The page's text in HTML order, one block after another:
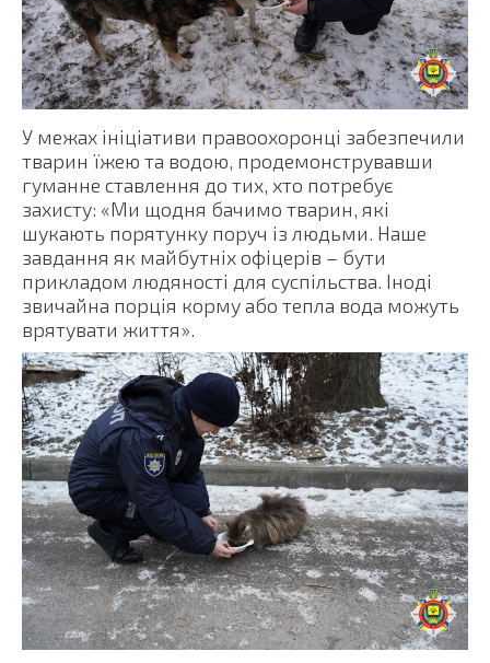
У межах ініціативи правоохоронці забезпечили
тварин їжею та водою, продемонструвавши
гуманне ставлення до тих, хто потребує
захисту: «Ми щодня бачимо тварин, які
шукають порятунку поруч із людьми. Наше
завдання як майбутніх офіцерів – бути
прикладом людяності для суспільства. Іноді
звичайна порція корму або тепла вода можуть
врятувати життя».